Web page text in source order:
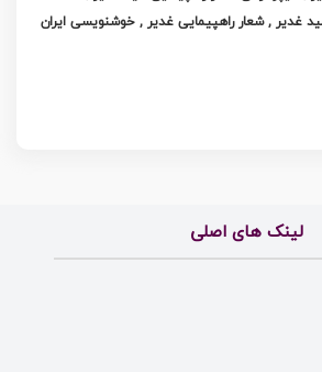
غدیر , شعار راهپیمایی غدیر , خوشنویسی ایران
لینک های اصلی